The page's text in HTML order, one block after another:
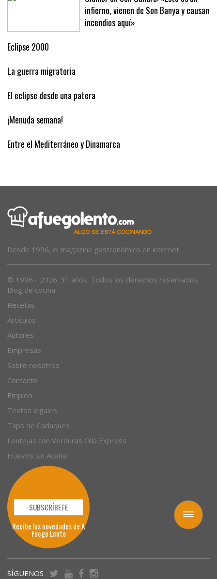
Toggle
navigation
Clamor en Son Gallard: «Esto es un
infierno, vienen de Son Banya y causan
Eclipse 2000
La guerra migratoria
El eclipse desde una patera
¡Menuda semana!
Blog de cocina
Recetas
Artículos
Autores
Empresas
Sobre nosotros
Contacto
Empleo
Textos legales
Taps de Cadaques
Lentejas con Verduras Olla Express
Huevos sin Aceite
SUBSCRÍBETE
Recibe las novedades de A